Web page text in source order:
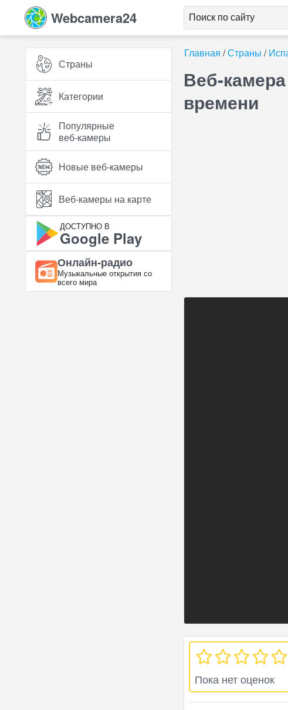
Webcamera24
Страны
Категории
Популярные
веб‑камеры
Новые веб‑камеры
Веб‑камеры на карте
ДОСТУПНО В
Google Play
Онлайн‑радио
Музыкальные открытия со
всего мира
Главная Страны
Веб-
времени
Пока нет оценок